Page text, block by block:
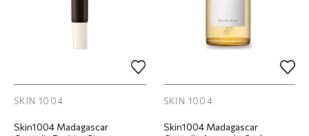
SKIN 1004
Skin1004 Madagascar
SKIN 1004
Skin1004 Madagascar